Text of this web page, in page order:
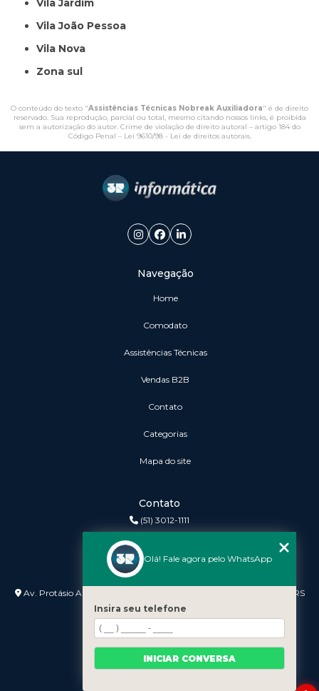
Vila Jardim
Vila João Pessoa
Vila Nova
Zona sul
O conteúdo do texto "Assistências Técnicas Nobreak Auxiliadora" é de direito
reservado. Sua reprodução, parcial ou total, mesmo citando nossos links, é proibida
sem a autorização do autor. Crime de violação de direito autoral – artigo 184 do
Código Penal – Lei 9610/98 - Lei de direitos autorais.
Navegação
Home
Comodato
Assistências Técnicas
vendas B2B
Contato
Categorias
Mapa do site
Contato
(51) 3012-1111
Endereço
Av. Protásio Alves nº 3240 Lojas 7 e 8 - Petrópolis - Porto Alegre - RS
- 90410-007
Olá! Fale agora pelo WhatsApp
Insira seu telefone
INICIAR CONVERSA